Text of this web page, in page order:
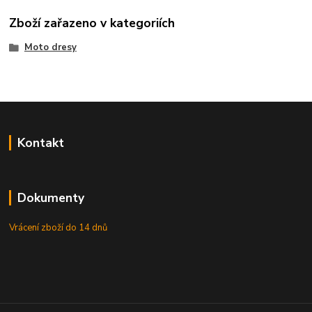
Zboží zařazeno v kategoriích
Moto dresy
Kontakt
Dokumenty
Vrácení zboží do 14 dnů